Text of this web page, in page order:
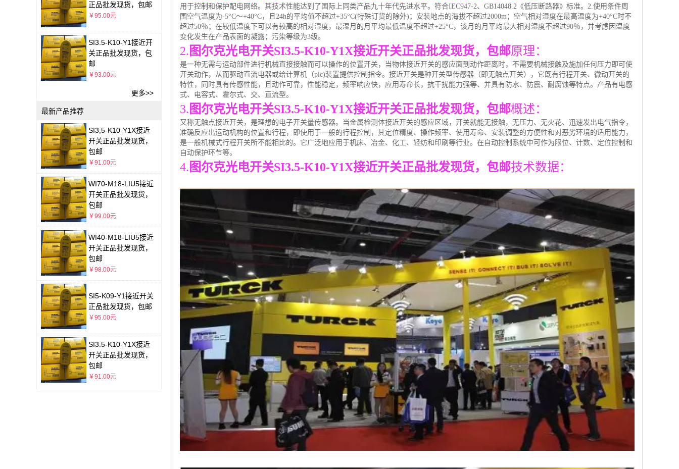
正品批发现货，包邮
￥95.00元
SI3.5-K10-Y1接近开
关正品批发现货，包
邮
￥93.00元
更多>>
最新产品推荐
SI3,5-K10-Y1X接近
开关正品批发现货，
包邮
￥91.00元
WI70-M18-LIU5接近
开关正品批发现货，
包邮
￥99.00元
WI40-M18-LIU5接近
开关正品批发现货，
包邮
￥98.00元
SI5-K09-Y1接近开关
正品批发现货，包邮
￥95.00元
SI3.5-K10-Y1X接近
开关正品批发现货，
包邮
￥91.00元
用于控制和保护配电网络。其技术性能达到了国际上同类产品九十年代先进水平。符合IEC947-2、GB14048.2《低压断路器》标准。2.使用条件周
围空气温度为-5°C～+40°C，且24h的平均值不超过+35°C(特殊订货的除外)；安装地点的海拔不超过2000m；空气相对湿度在最高温度为+40°C时不
超过50％；在较低温度下可以有较高的相对湿度，最湿月的月平均最低温度不超过+25°C，该月的月平均最大相对湿度不超过90％，并考虑因温度
变化发生在产品表面的凝露；污染等级为3级。
2.图尔克光电开关SI3.5-K10-Y1X接近开关正品批发现货，包邮原理：
是一种无需与运动部件进行机械直接接触而可以操作的位置开关，当物体接近开关的感应面到动作距离时，不需要机械接触及施加任何压力即可使
开关动作，从而驱动直流电器或给计算机（plc)装置提供控制指令。接近开关是种开关型传感器（即无触点开关），它既有行程开关、微动开关的
特性，同时具有传感性能，且动作可靠，性能稳定，频率响应快，应用寿命长，抗干扰能力强等、并具有防水、防震、耐腐蚀等特点。产品有电感
式、电容式、霍尔式、交、直流型。
3.图尔克光电开关SI3.5-K10-Y1X接近开关正品批发现货，包邮概述：
又称无触点接近开关，是理想的电子开关量传感器。当金属检测体接近开关的感应区域，开关就能无接触，无压力、无火花、迅速发出电气指令，
准确反应出运动机构的位置和行程，即使用于一般的行程控制，其定位精度、操作频率、使用寿命、安装调整的方便性和对恶劣环境的适用能力，
是一般机械式行程开关所不能相比的。它广泛地应用于机床、冶金、化工、轻纺和印刷等行业。在自动控制系统中可作为限位、计数、定位控制和
自动保护环节等。
4.图尔克光电开关SI3.5-K10-Y1X接近开关正品批发现货，包邮技术数据：